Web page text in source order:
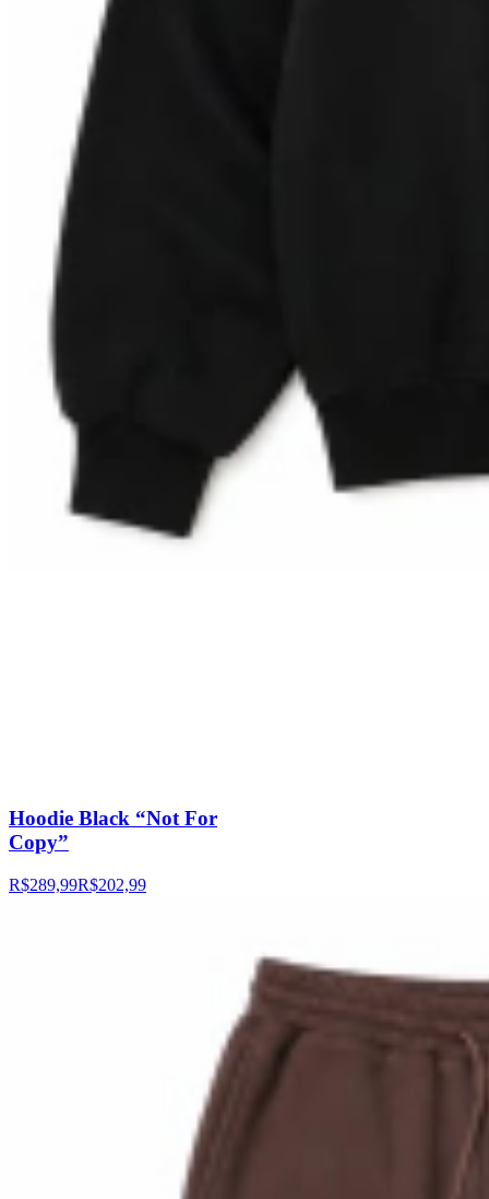
Hoodie Black “Not For
Copy”
R$289,99R$202,99